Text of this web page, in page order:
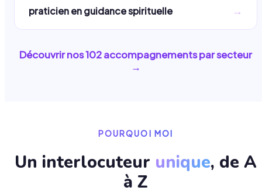
praticien en guidance spirituelle →
Découvrir nos102accompagnements par secteur
→
POURQUOI MOI
Un interlocuteur unique, de A
à Z